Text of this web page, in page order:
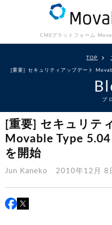
CMSプラットフォーム
TOP
[重要] セキュリティアップデート
ブ
[重要] セキュリテ
Movable Type
を開始
Jun Kaneko 2010年12月 8